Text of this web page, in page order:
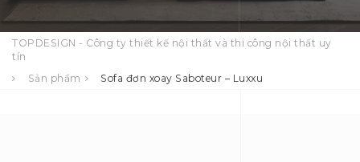
TOPDESIGN - Công ty thiết kế nội thất và thi công nội thất uy
tín
Sản phẩm
Sofa đơn xoay Saboteur – Luxxu